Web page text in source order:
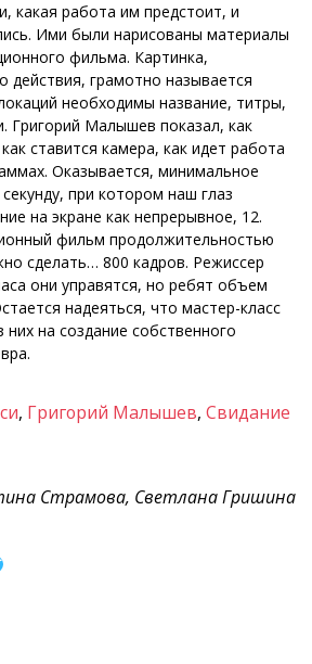
какая работа им предстоит, и
Ими были нарисованы материалы
фильма. Картинка,
грамотно называется
необходимы название, титры,
Григорий Малышев показал, как
ставится камера, как идет работа
Оказывается, минимальное
при котором наш глаз
на экране как непрерывное, 12.
фильм продолжительностью
сделать… 800 кадров. Режиссер
они управятся, но ребят объем
надеяться, что мастер-класс
них на создание собственного
, Григорий Малышев, Свидание
Страмова, Светлана Гришина